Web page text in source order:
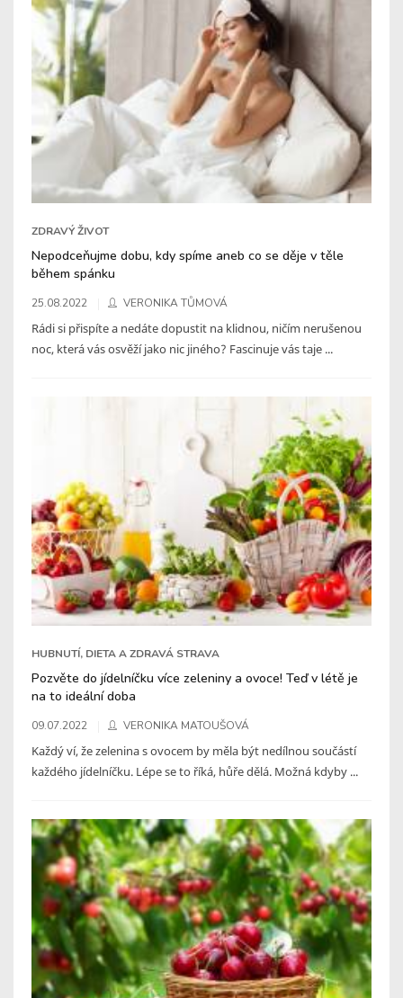
ZDRAVÝ ŽIVOT
Nepodceňujme dobu, kdy spíme aneb co se děje v těle
během spánku
25.08.2022 VERONIKA TŮMOVÁ
Rádi si přispíte a nedáte dopustit na klidnou, ničím nerušenou
noc, která vás osvěží jako nic jiného? Fascinuje vás taje ...
HUBNUTÍ, DIETA A ZDRAVÁ STRAVA
Pozvěte do jídelníčku více zeleniny a ovoce! Teď v létě je
na to ideální doba
09.07.2022 VERONIKA MATOUŠOVÁ
Každý ví, že zelenina s ovocem by měla být nedílnou součástí
každého jídelníčku. Lépe se to říká, hůře dělá. Možná kdyby ...